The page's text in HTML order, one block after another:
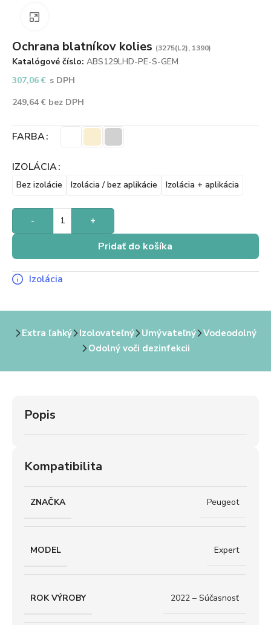
Ochrana blatníkov kolies (3275(L2), 1390)
Katalógové číslo: ABS129LHD-PE-S-GEM
307,06€ s DPH
249,64€ bez DPH
FARBA
IZOLÁCIA
Bez izolácie Izolácia / bez aplikácie Izolácia + aplikácia
- +
Pridať do košíka
Izolácia
Extra ľahký Izolovateľný Umývateľný
Vodeodolný
Odolný voči dezinfekcii
Popis
Kompatibilita
ZNAČKA Peugeot
MODEL Expert
ROK VÝROBY 2022 – Súčasnosť